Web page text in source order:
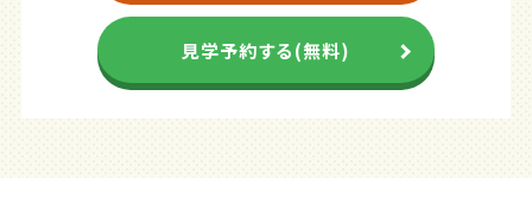
見学予約する(無料)